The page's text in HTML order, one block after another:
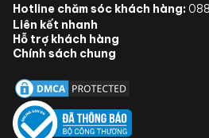
Hotline chăm sóc khách hàng:
Liên kết nhanh
Hỗ trợ khách hàng
Chính sách chung